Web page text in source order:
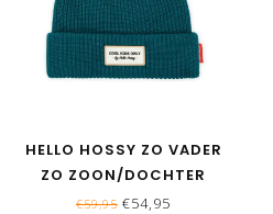
HELLO HOSSY ZO VADER
ZO ZOON/DOCHTER
MATCHING MUTSEN-
€59,95 €54,95